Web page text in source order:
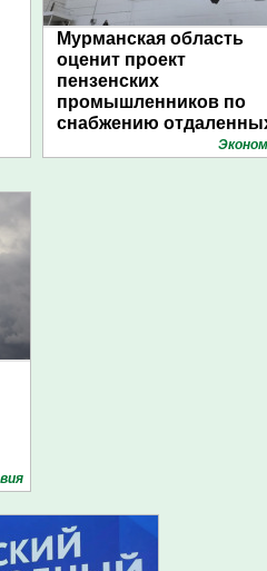
Мурманская область
оценит проект
пензенских
промышленников по
снабжению
поселений с помощью